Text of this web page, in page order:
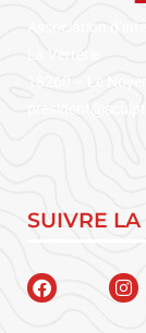
SUIVRE